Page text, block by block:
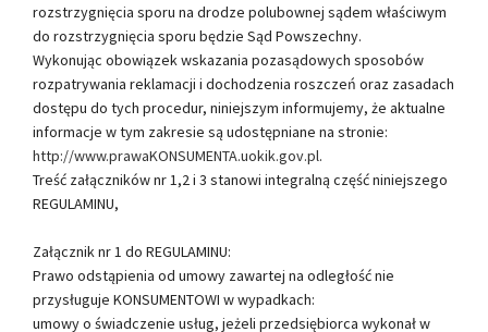
rozstrzygnięcia sporu na drodze polubownej sądem właściwym
do rozstrzygnięcia sporu będzie Sąd Powszechny.
Wykonując obowiązek wskazania pozasądowych sposobów
rozpatrywania reklamacji i dochodzenia roszczeń oraz zasadach
dostępu do tych procedur, niniejszym informujemy, że aktualne
informacje w tym zakresie są udostępniane na stronie:
http://www.prawaKONSUMENTA.uokik.gov.pl.
Treść załączników nr 1,2 i 3 stanowi integralną część niniejszego
REGULAMINU,
Załącznik nr 1 do REGULAMINU:
Prawo odstąpienia od umowy zawartej na odległość nie
przysługuje KONSUMENTOWI w wypadkach:
umowy o świadczenie usług, jeżeli przedsiębiorca wykonał w